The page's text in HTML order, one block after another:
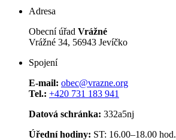
Adresa
Obecní úřad Vrážné
Vrážné 34, 56943 Jevíčko
Spojení
E-mail: obec@vrazne.org
Tel.: +420 731 183 941
Datová schránka: 332a5nj
Úřední hodiny: ST: 16.00–18.00 hod.